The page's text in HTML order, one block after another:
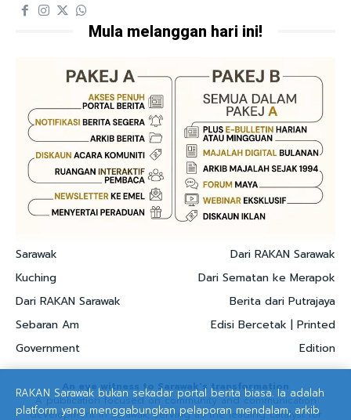
Mula melanggan hari ini!
Sarawak
Kuching
Dari RAKAN Sarawak
Sebaran Am
Government
Dari RAKAN Sarawak
Dari Sematan ke Merapok
Berita dari Putrajaya
Edisi Bercetak | Printed
Edition
An eye witness to Sarawak's transformation
A publication focused on community and communication
development in Sarawak, serving as the leading catalyst for
RAKAN Sarawak bukan sekadar portal berita biasa. Ia adalah
platform yang menggabungkan pelaporan mendalam, arkib